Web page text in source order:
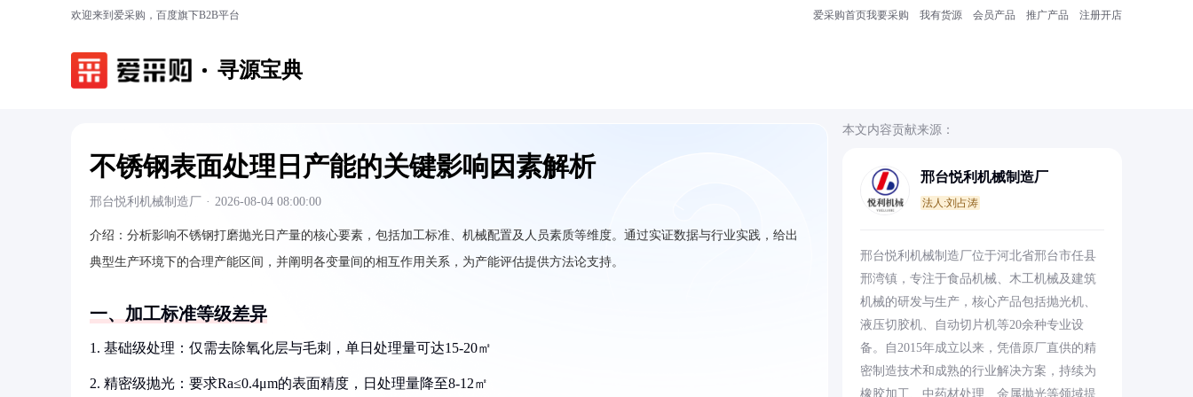
欢迎来到爱采购，百度旗下B2B平台 爱采购首页我要采购 我有货源 会员产品 推广产品 注册开店
寻源宝典
不锈钢表面处理日产能的关键影响因素解析
邢台悦利机械制造厂 · 2026-08-04 08:00:00
介绍： 分析影响不锈钢打磨抛光日产量的核心要素，包括加工标准、机械配置及人员素质等维度。通过实证数据与行业实践，给出
典型生产环境下的合理产能区间，并阐明各变量间的相互作用关系，为产能评估提供方法论支持。
一、加工标准等级差异
1. 基础级处理：仅需去除氧化层与毛刺，单日处理量可达15-20㎡
2. 精密级抛光：要求Ra≤0.4μm的表面精度，日处理量降至8-12㎡
本文内容贡献来源：
邢台悦利机械制造厂
法人:刘占涛
邢台悦利机械制造厂位于河北省邢台市任县
邢湾镇，专注于食品机械、木工机械及建筑
机械的研发与生产，核心产品包括抛光机、
液压切胶机、自动切片机等20余种专业设
备。自2015年成立以来，凭借原厂直供的精
密制造技术和成熟的行业解决方案，持续为
橡胶加工、中药材处理、金属抛光等领域提